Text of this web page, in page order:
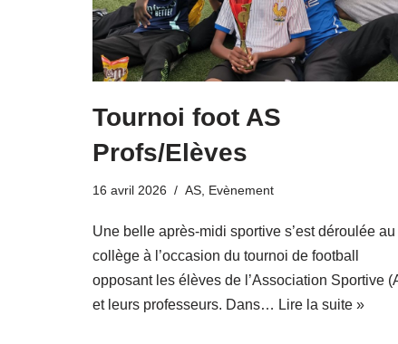
Tournoi foot AS
Profs/Elèves
16 avril 2026 AS Evènement
Une belle après-midi sportive s’est déroulée au
collège à l’occasion du tournoi de football
opposant les élèves de l’Association Sportive
et leurs professeurs. Dans… Lire la suite »